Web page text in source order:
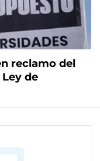
reclamo del
de